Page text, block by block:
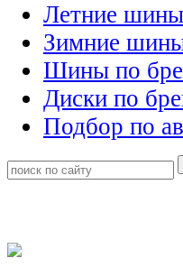
Летние шины
Зимние
Шины по
Диски по
Подбор по